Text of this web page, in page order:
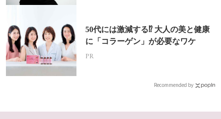
50代には激減する⁉ 大人の美と健康
に「コラーゲン」が必要なワケ
PR
Recommended by